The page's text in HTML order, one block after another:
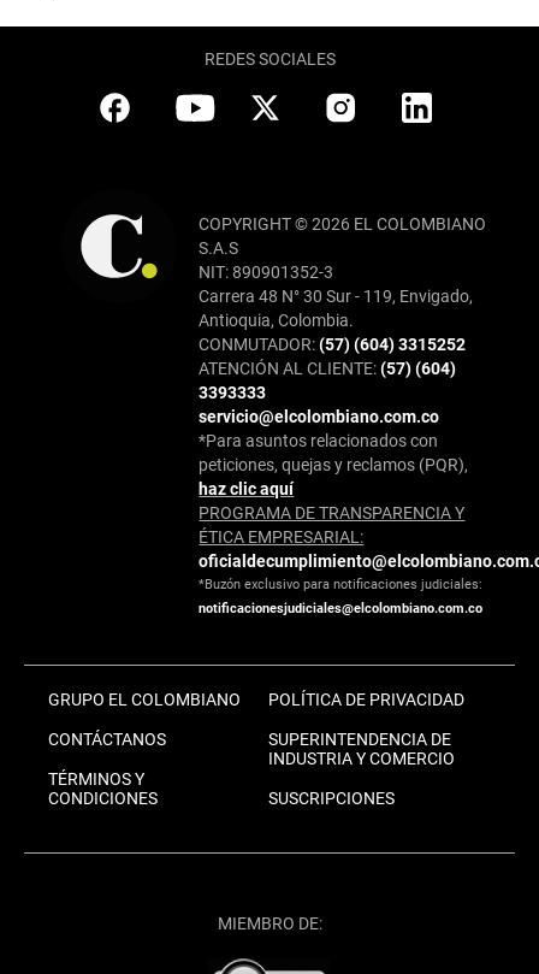
REDES SOCIALES
COPYRIGHT © 2026 EL COLOMBIANO
S.A.S
NIT: 890901352-3
Carrera 48 N° 30 Sur - 119, Envigado,
Antioquia, Colombia.
CONMUTADOR:(57) (604) 3315252
ATENCIÓN AL CLIENTE:(57) (604)
3393333
servicio@elcolombiano.com.co
*Para asuntos relacionados con
peticiones, quejas y reclamos (PQR),
haz clic aquí
PROGRAMA DE TRANSPARENCIA Y
ÉTICA EMPRESARIAL:
*Buzón exclusivo para notificaciones judiciales:
notificacionesjudiciales@elcolombiano.com.co
GRUPO EL COLOMBIANO
CONTÁCTANOS
TÉRMINOS Y
CONDICIONES
POLÍTICA DE PRIVACIDAD
SUPERINTENDENCIA DE
INDUSTRIA Y COMERCIO
SUSCRIPCIONES
MIEMBRO DE: